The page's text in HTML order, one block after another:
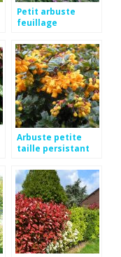
Petit arbuste
feuillage
Arbuste petite
taille persistant